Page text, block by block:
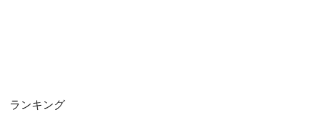
ランキング